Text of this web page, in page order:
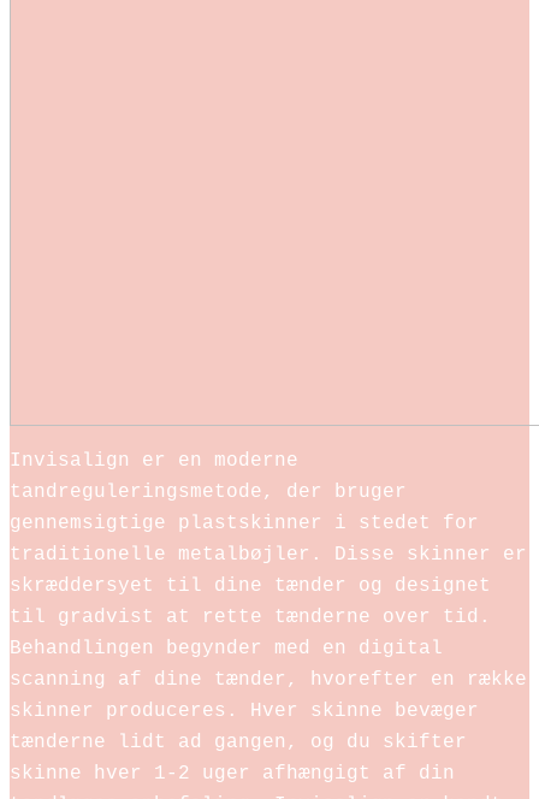
Invisalign er en moderne
tandreguleringsmetode, der bruger
gennemsigtige plastskinner i stedet for
traditionelle metalbøjler. Disse skinner er
skræddersyet til dine tænder og designet
til gradvist at rette tænderne over tid.
Behandlingen begynder med en digital
scanning af dine tænder, hvorefter en række
skinner produceres. Hver skinne bevæger
tænderne lidt ad gangen, og du skifter
skinne hver 1-2 uger afhængigt af din